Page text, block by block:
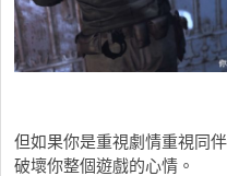
但如果你是重視劇情重視同
破壞你整個遊戲的心情。